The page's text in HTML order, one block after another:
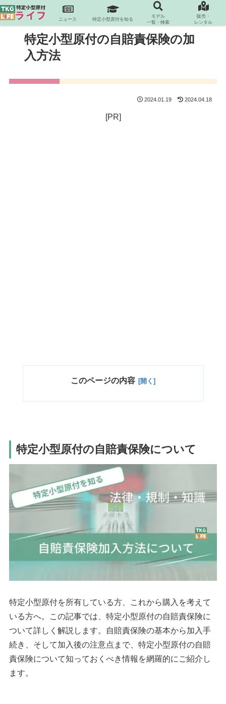
特定小型原付の自賠責保険の加
入方法
2024.01.19 2024.04.18
[PR]
このページの内容
特定小型原付の自賠責保険について
特定小型原付を所有している方、これから購入を考えて
いる方へ。この記事では、特定小型原付の自賠責保険に
ついて詳しく解説します。自賠責保険の基本から加入手
続き、そして加入後の注意点まで、特定小型原付の自賠
責保険について知っておくべき情報を網羅的にご紹介し
ます。
ニュース 特定小型原付を知る
モデル
一覧・検索
販売・
レンタル